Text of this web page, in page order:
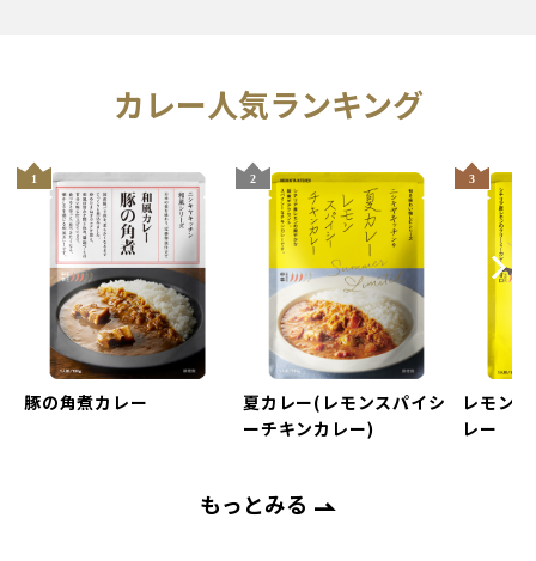
人気ランキング
豚の角煮カレー
夏カレー(レモンスパイシ
ーチキンカレー)
レモン
レー
もっとみる